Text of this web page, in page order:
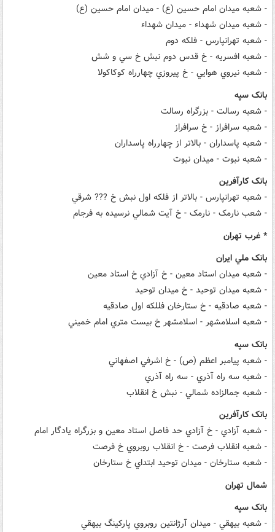
- شعبه ميدان امام حسين (ع) - ميدان امام حسين (ع)
- شعبه ميدان شهداء - ميدان شهداء
- شعبه تهرانپارس - فلکه دوم
- شعبه افسريه - خ قدس دوم نبش خ سي و شش
- شعبه نيروي هوايي - خ پيروزي چهارراه کوکاکولا
بانک سپه
- شعبه رسالت - بزرگراه رسالت
- شعبه سرافراز - خ سرافراز
- شعبه پاسداران - بالاتر از چهارراه پاسداران
- شعبه نبوت - ميدان نبوت
بانک کارآفرين
- شعبه تهرانپارس - بالاتر از فلکه اول نبش خ ??? شرقي
- شعب نارمک - نارمک - خ آيت شمالي نرسيده به فرجام
* غرب تهران
بانک ملي ايران
- شعبه ميدان استاد معين - خ آزادي خ استاد معين
- شعبه ميدان توحيد - خ ميدان توحيد
- شعبه صادقيه - خ ستارخان فللکه اول صادقيه
- شعبه اسلامشهر - اسلامشهر خ بيست متري امام خميني
بانک سپه
- شعبه پيامبر اعظم (ص) - خ اشرفي اصفهاني
- شعبه سه راه آذري - سه راه آذري
- شعبه جمالزاده شمالي - نبش خ انقلاب
بانک کارآفرين
- شعبه آزادي - خ آزادي حد فاصل استاد معين و بزرگراه يادگار امام
- شعبه انقلاب فرصت - خ انقلاب روبروي خ فرصت
- شعبه ستارخان - ميدان توحيد ابتداي خ ستارخان
شمال تهران
بانک سپه
- شعبه بيهقي - ميدان آرژانتين روبروي پارکينگ بيهقي